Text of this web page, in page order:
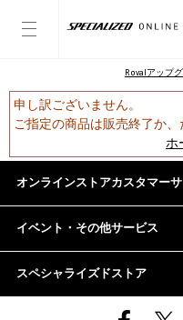
Rovalアップ
申し訳ございません。
ご指定の商品は販売終了か、
ホ
オンラインストアカスタマー
イベント・その他サービス
スペシャライズドストア